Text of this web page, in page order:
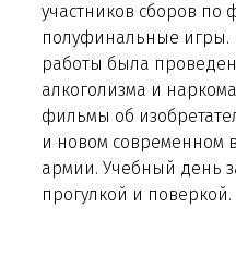
участников сборов по
полуфинальные игры.
работы была
алкоголизма и
фильмы об
и новом современном
армии. Учебный день
прогулкой и поверкой.